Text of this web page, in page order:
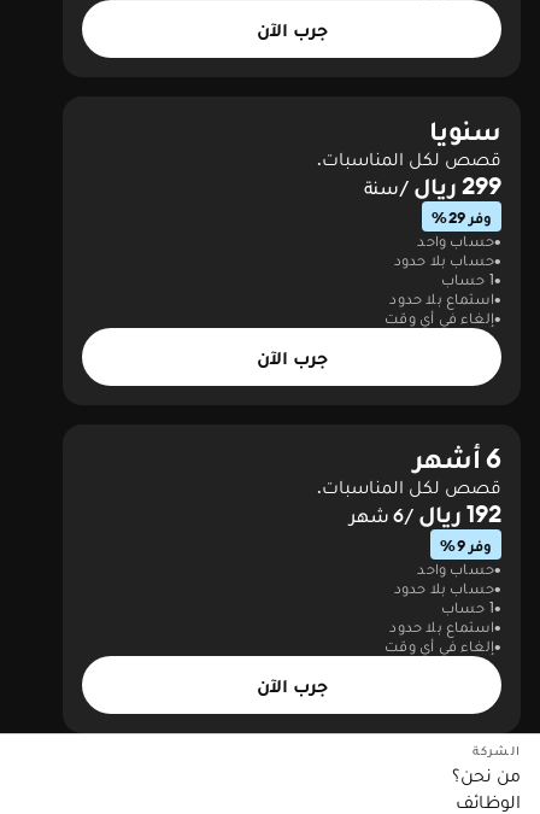
جرب الآن
سنويا
قصص لكل المناسبات.
299 ريال /سنة
وفر 29%
حساب واحد
حساب بلا حدود
1 حساب
استماع بلا حدود
إلغاء في أي وقت
جرب الآن
6 أشهر
قصص لكل المناسبات.
192 ريال /6 شهر
وفر 9%
حساب واحد
حساب بلا حدود
1 حساب
استماع بلا حدود
إلغاء في أي وقت
جرب الآن
الشركة
من نحن؟
الوظائف